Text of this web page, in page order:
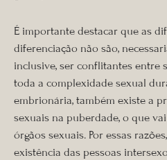
É importante destacar que as
diferenciação não são,
inclusive, ser conflitantes entre
toda a complexidade sexual
embrionária, também existe a
sexuais na puberdade, o que
órgãos sexuais. Por essas
existência das pessoas